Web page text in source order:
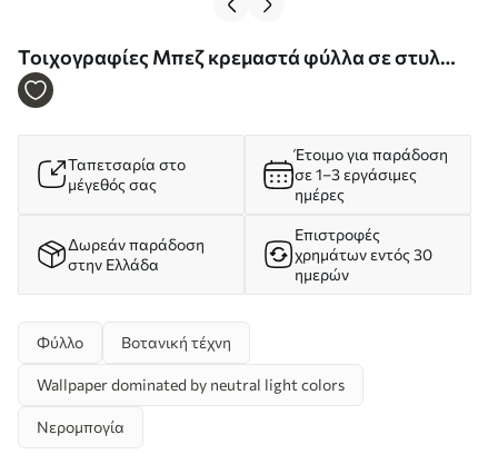
Τοιχογραφίες Μπεζ κρεμαστά φύλλα σε στυλ
ακουαρέλας Nr. w09923
Ταπετσαρία στο
μέγεθός σας
Έτοιμο για παράδοση
σε 1–3 εργάσιμες
ημέρες
Δωρεάν παράδοση
στην Ελλάδα
Επιστροφές
χρημάτων εντός 30
ημερών
Φύλλο Βοτανική τέχνη
Wallpaper dominated by neutral light colors
Νερομπογία